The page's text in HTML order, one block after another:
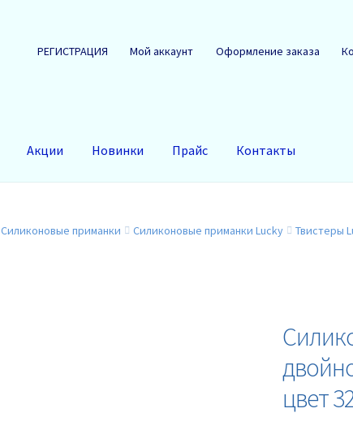
РЕГИСТРАЦИЯ Мой аккаунт Оформление заказа
Акции Новинки Прайс Контакты
Силиконовые приманки Силиконовые приманки Lucky Твистеры
цвет